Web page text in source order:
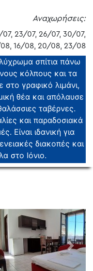
Αναχωρήσεις:
07, 23/07, 26/07, 30/07,
16/08, 20/08, 23/08
σπίτια πάνω
κόλπους και τα
γραφικό λιμάνι,
θέα και απόλαυσε
ταβέρνες.
και παραδοσιακά
Είναι ιδανική για
διακοπές και
στο Ιόνιο.
Next